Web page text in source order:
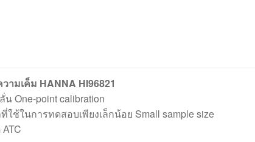
มเค็ม HANNA HI96821
One-point calibration
ใช้ในการทดสอบเพียงเล็กน้อย Small sample size